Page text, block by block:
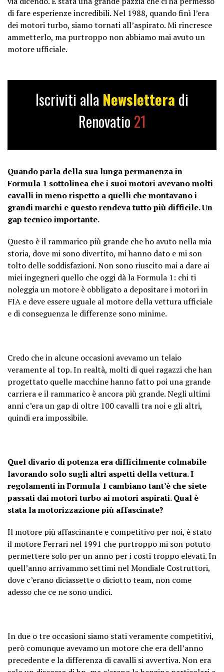
di fare esperienze incredibili. Nel 1988, quando finì l’era
dei motori turbo, siamo tornati all’aspirato. Mi rincresce
ammetterlo, ma purtroppo non abbiamo mai avuto un
motore ufficiale.
Iscriviti alla Newslettera di
Renovatio 21
Quando parla della sua lunga permanenza in
Formula 1 sottolinea che i suoi motori avevano molti
cavalli in meno rispetto a quelli che montavano i
grandi marchi e questo rendeva tutto più difficile. Un
gap tecnico importante.
Questo è il rammarico più grande che ho avuto nella mia
storia, dove mi sono divertito, mi hanno dato e mi son
tolto delle soddisfazioni. Non sono riuscito mai a dare ai
miei ingegneri quello che oggi dà la Formula 1: chi ti
noleggia un motore è obbligato a depositare i motori in
FIA e deve essere uguale al motore della vettura ufficiale
e di conseguenza le differenze sono minime.
Credo che in alcune occasioni avevamo un telaio
veramente al top. In realtà, molti di quei ragazzi che han
progettato quelle macchine hanno fatto poi una grande
carriera e il rammarico è ancora più grande. Negli ultimi
anni c’era un gap di oltre 100 cavalli tra noi e gli altri,
quindi era impossibile.
Quel divario di potenza era difficilmente colmabile
lavorando solo sugli altri aspetti della vettura. I
regolamenti in Formula 1 cambiano tant’è che siete
passati dai motori turbo ai motori aspirati. Qual è
stata la motorizzazione più affascinate?
Il motore più affascinante e competitivo per noi, è stato
il motore Ferrari nel 1991 che purtroppo mi son potuto
permettere solo per un anno per i costi troppo elevati. In
quell’anno arrivammo settimi nel Mondiale Costruttori,
dove c’erano diciassette o diciotto team, non come
adesso che ce ne sono undici.
In due o tre occasioni siamo stati veramente competitivi,
però comunque avevamo un motore che era dell’anno
precedente e la differenza di cavalli si avvertiva. Non era